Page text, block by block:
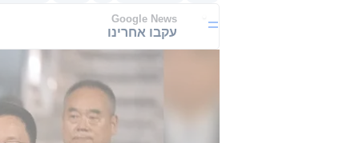
Google News
עקבו אחרינו